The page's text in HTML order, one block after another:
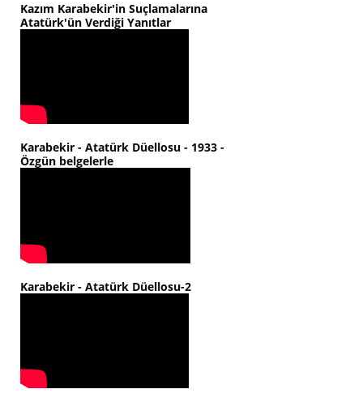
Kazım Karabekir'in Suçlamalarına
Atatürk'ün Verdiği Yanıtlar
Karabekir - Atatürk Düellosu - 1933 -
Özgün belgelerle
Karabekir - Atatürk Düellosu-2